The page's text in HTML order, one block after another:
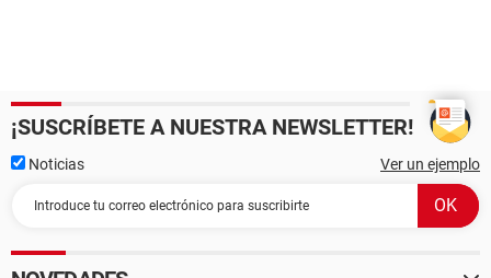
¡SUSCRÍBETE A NUESTRA NEWSLETTER!
Noticias Ver un ejemplo